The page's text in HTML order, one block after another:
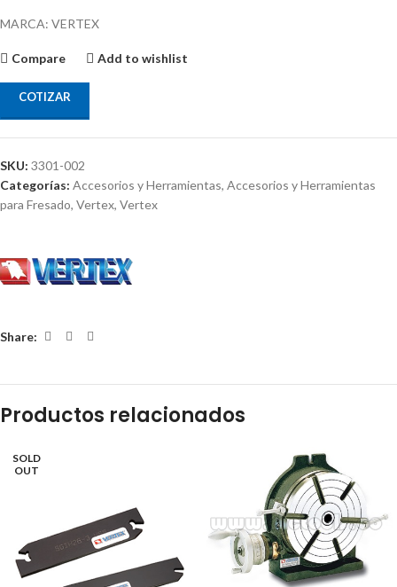
MARCA: VERTEX
Compare Add to wishlist
COTIZAR
SKU: 3301-002
Categorías: Accesorios y Herramientas, Accesorios y Herramientas
para Fresado, Vertex, Vertex
Share:
Productos relacionados
SOLD
OUT